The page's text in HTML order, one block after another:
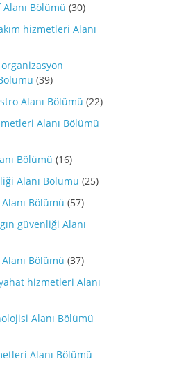
Bölümü (30)
hizmetleri Alanı
(39)
Alanı Bölümü (22)
Alanı Bölümü
Bölümü (16)
Alanı Bölümü (25)
Bölümü (57)
güvenliği Alanı
Bölümü (37)
hizmetleri Alanı
Alanı Bölümü
Alanı Bölümü